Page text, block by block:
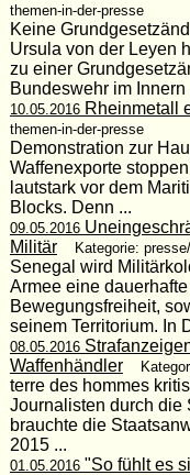
themen-in-der-presse
Keine
Ursula von der Leyen
zu einer
Bundeswehr im Innern
10.05.2016Rheinmetall
themen-in-der-presse
Demonstration zur
Waffenexporte
lautstark vor dem
Blocks. Denn ...
09.05.2016
Militär
Kategorie:
Senegal wird
Armee eine
Bewegungsfreiheit,
seinem Territorium. In
08.05.2016
Waffenhändler
terre des hommes
Journalisten durch die
brauchte die
2015 ...
01.05.2016"So fühlt es